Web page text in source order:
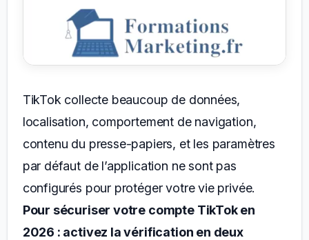
TikTok collecte beaucoup de données,
localisation, comportement de navigation,
contenu du presse-papiers, et les paramètres
par défaut de l’application ne sont pas
configurés pour protéger votre vie privée.
Pour sécuriser votre compte TikTok en
2026 : activez la vérification en deux